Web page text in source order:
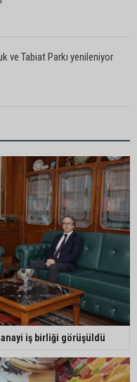
ve Tabiat Parkı yenileniyor
Özkan’a ziyaret
sürüyor
sineması keyfi iki farklı
Turnuvası’nda final heyecanı
iş birliği görüşüldü